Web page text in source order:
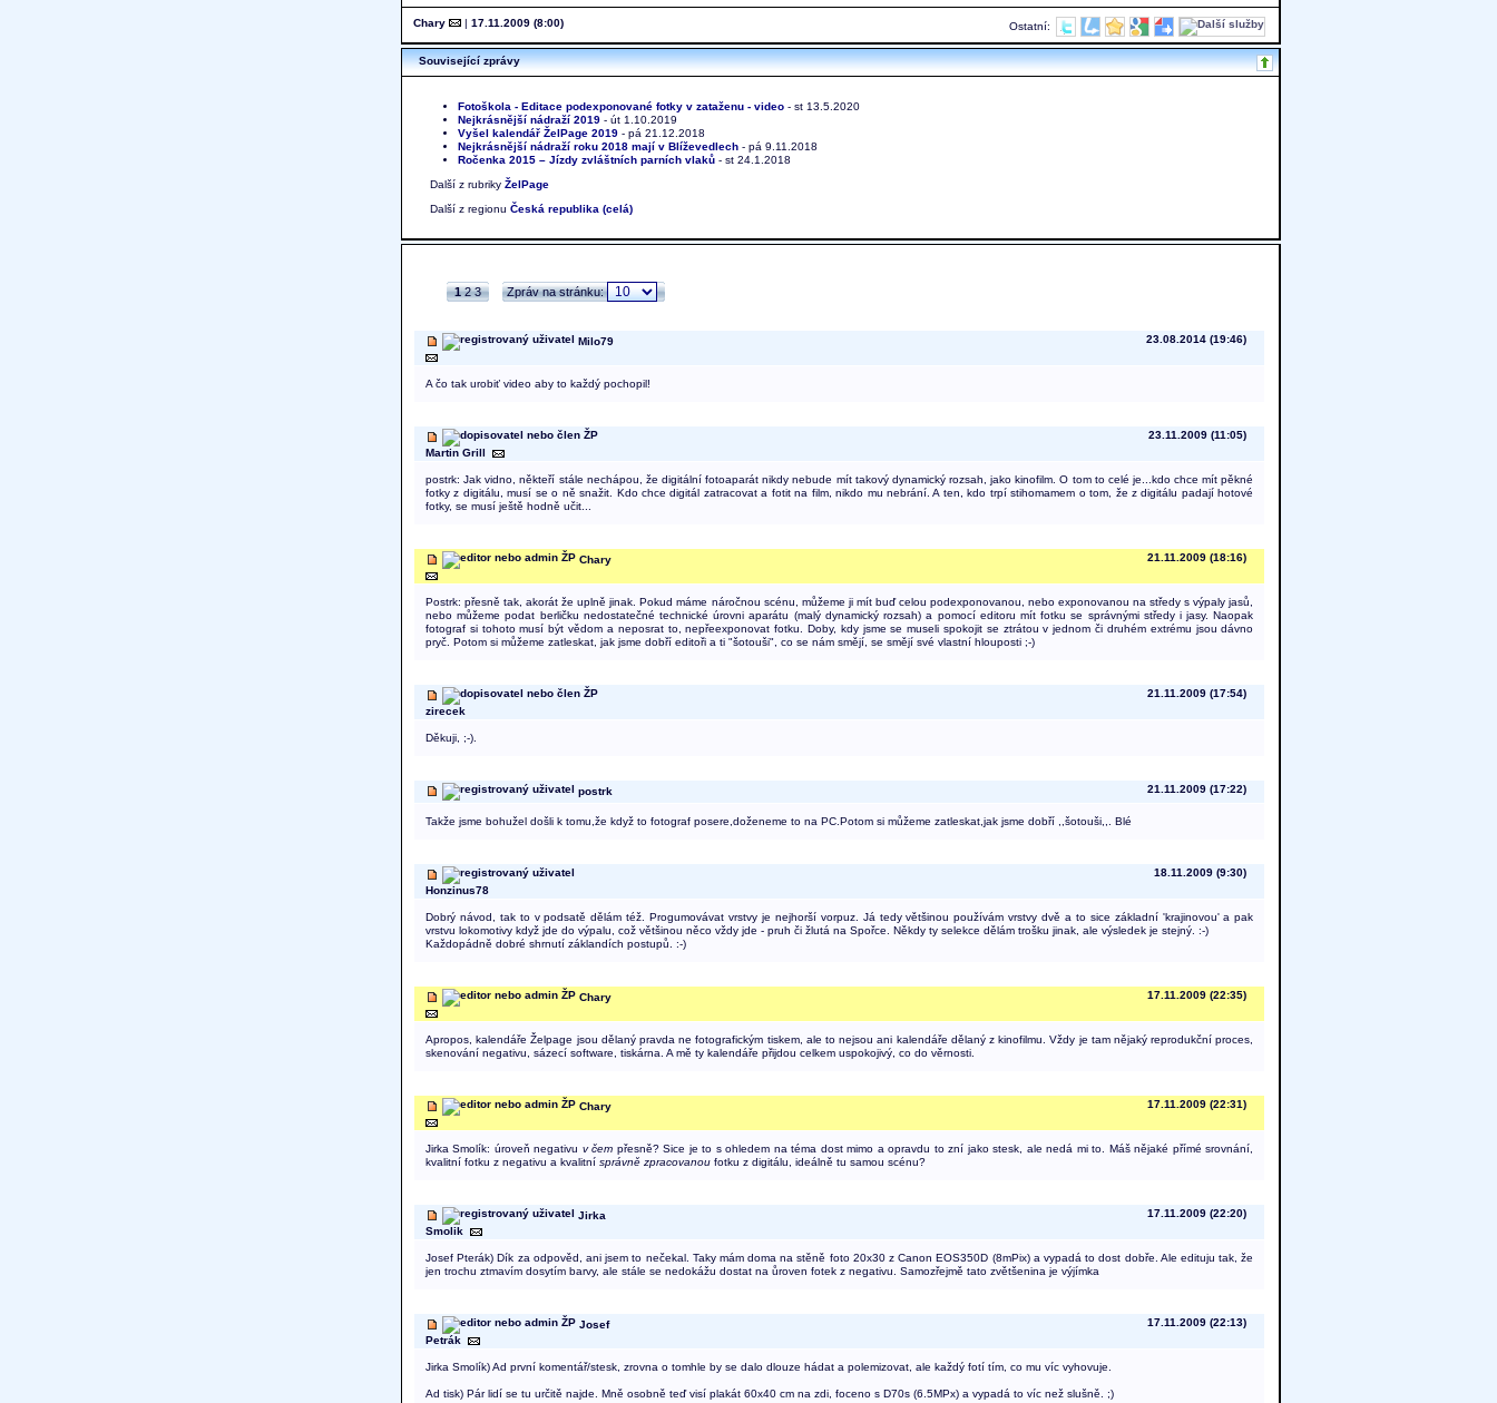
Chary | 17.11.2009 (8:00) Ostatní:
Související zprávy
Fotoškola - Editace podexponované fotky v zataženu - video - st 13.5.2020
Nejkrásnější nádraží 2019 - út 1.10.2019
Vyšel kalendář ŽelPage 2019 - pá 21.12.2018
Nejkrásnější nádraží roku 2018 mají v Blíževedlech - pá 9.11.2018
Ročenka 2015 – Jízdy zvláštních parních vlaků - st 24.1.2018
Další z rubriky ŽelPage
Další z regionu Česká republika (celá)
1 2 3 Zpráv na stránku:
Milo79 23.08.2014 (19:46)
A čo tak urobiť video aby to každý pochopil!
Martin Grill
23.11.2009 (11:05)
postrk: Jak vidno, někteří stále nechápou, že digitální fotoaparát nikdy nebude mít takový dynamický rozsah, jako kinofilm. O tom to celé je...kdo chce mít pěkné
fotky z digitálu, musí se o ně snažit. Kdo chce digitál zatracovat a fotit na film, nikdo mu nebrání. A ten, kdo trpí stihomamem o tom, že z digitálu padají hotové
fotky, se musí ještě hodně učit...
Chary 21.11.2009 (18:16)
Postrk: přesně tak, akorát že uplně jinak. Pokud máme náročnou scénu, můžeme ji mít buď celou podexponovanou, nebo exponovanou na středy s výpaly jasů,
nebo můžeme podat berličku nedostatečné technické úrovni aparátu (malý dynamický rozsah) a pomocí editoru mít fotku se správnými středy i jasy. Naopak
fotograf si tohoto musí být vědom a neposrat to, nepřeexponovat fotku. Doby, kdy jsme se museli spokojit se ztrátou v jednom či druhém extrému jsou dávno
pryč. Potom si můžeme zatleskat, jak jsme dobří editoři a ti "šotouši", co se nám smějí, se smějí své vlastní hlouposti ;-)
zirecek
21.11.2009 (17:54)
Děkuji, ;-).
postrk 21.11.2009 (17:22)
Takže jsme bohužel došli k tomu,že když to fotograf posere,doženeme to na PC.Potom si můžeme zatleskat,jak jsme dobří ,,šotouši,,. Blé
Honzinus78
18.11.2009 (9:30)
Dobrý návod, tak to v podsatě dělám též. Progumovávat vrstvy je nejhorší vorpuz. Já tedy většinou používám vrstvy dvě a to sice základní 'krajinovou' a pak
vrstvu lokomotivy když jde do výpalu, což většinou něco vždy jde - pruh či žlutá na Spořce. Někdy ty selekce dělám trošku jinak, ale výsledek je stejný. :-)
Každopádně dobré shrnutí záklandích postupů. :-)
Chary 17.11.2009 (22:35)
Apropos, kalendáře Želpage jsou dělaný pravda ne fotografickým tiskem, ale to nejsou ani kalendáře dělaný z kinofilmu. Vždy je tam nějaký reprodukční proces,
skenování negativu, sázecí software, tiskárna. A mě ty kalendáře přijdou celkem uspokojivý, co do věrnosti.
Chary 17.11.2009 (22:31)
Jirka Smolík: úroveň negativu v čem přesně? Sice je to s ohledem na téma dost mimo a opravdu to zní jako stesk, ale nedá mi to. Máš nějaké přímé srovnání,
kvalitní fotku z negativu a kvalitní správně zpracovanou fotku z digitálu, ideálně tu samou scénu?
Jirka
Smolik
17.11.2009 (22:20)
Josef Pterák) Dík za odpověd, ani jsem to nečekal. Taky mám doma na stěně foto 20x30 z Canon EOS350D (8mPix) a vypadá to dost dobře. Ale edituju tak, že
jen trochu ztmavím dosytím barvy, ale stále se nedokážu dostat na ůroven fotek z negativu. Samozřejmě tato zvětšenina je výjímka
Josef
Petrák
17.11.2009 (22:13)
Jirka Smolík) Ad první komentář/stesk, zrovna o tomhle by se dalo dlouze hádat a polemizovat, ale každý fotí tím, co mu víc vyhovuje.
Ad tisk) Pár lidí se tu určitě najde. Mně osobně teď visí plakát 60x40 cm na zdi, foceno s D70s (6.5MPx) a vypadá to víc než slušně. ;)